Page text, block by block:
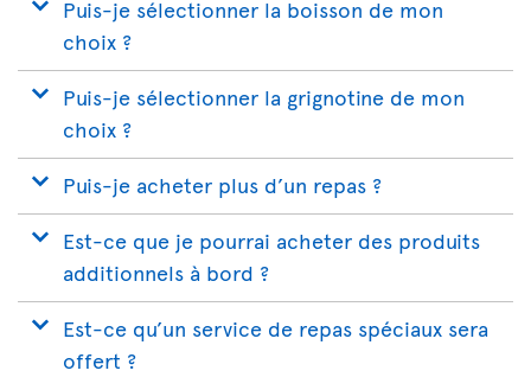
Puis-je sélectionner la boisson de mon
choix ?
Puis-je sélectionner la grignotine de mon
choix ?
Puis-je acheter plus d’un repas ?
Est-ce que je pourrai acheter des produits
additionnels à bord ?
Est-ce qu’un service de repas spéciaux sera
offert ?